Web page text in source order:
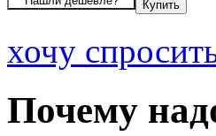
хочу
Почему